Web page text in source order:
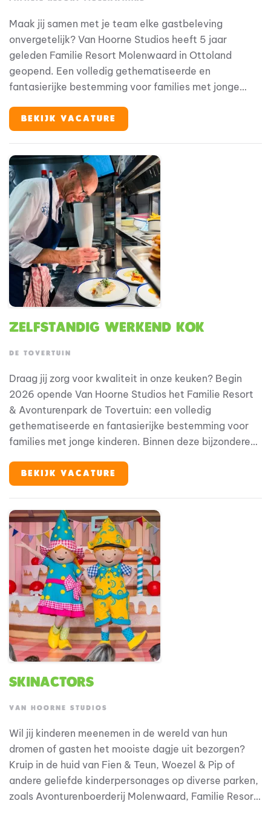
Maak jij samen met je team elke gastbeleving
onvergetelijk? Van Hoorne Studios heeft 5 jaar
geleden Familie Resort Molenwaard in Ottoland
geopend. Een volledig gethematiseerde en
fantasierijke bestemming voor families met jonge
Fien & Teun stappen. Binnen deze bijzondere
omgeving speelt Gastenservice een belangrijke rol in
BEKIJK VACATURE
Zelfstandig Werkend Kok
DE TOVERTUIN
Draag jij zorg voor kwaliteit in onze keuken? Begin
2026 opende Van Hoorne Studios het Familie Resort
& Avonturenpark de Tovertuin: een volledig
gethematiseerde en fantasierijke bestemming voor
families met jonge kinderen. Binnen deze bijzondere
totale gastbeleving. Als zelfstandig werkend kok ben
jij medeverantwoordelijk voor het waarborgen van
Je werkt nauw samen met de anderen in het keuken
team en draagt actief bij aan een professionele en
efficiënte werkomgeving.
BEKIJK VACATURE
Skinactors
VAN HOORNE STUDIOS
Wil jij kinderen meenemen in de wereld van hun
dromen of gasten het mooiste dagje uit bezorgen?
Kruip in de huid van Fien & Teun, Woezel & Pip of
andere geliefde kinderpersonages op diverse parken,
zoals Avonturenboerderij Molenwaard, Familie Resort